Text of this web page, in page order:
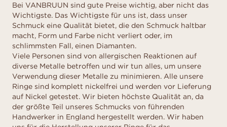
Bei VANBRUUN sind gute Preise wichtig, aber nicht das
Wichtigste. Das Wichtigste für uns ist, dass unser
Schmuck eine Qualität bietet, die den Schmuck haltbar
macht, Form und Farbe nicht verliert oder, im
schlimmsten Fall, einen Diamanten.
Viele Personen sind von allergischen Reaktionen auf
diverse Metalle betroffen und wir tun alles, um unsere
Verwendung dieser Metalle zu minimieren. Alle unsere
Ringe sind komplett nickelfrei und werden vor Lieferung
auf Nickel getestet. Wir bieten höchste Qualität an, da
der größte Teil unseres Schmucks von führenden
Handwerker in England hergestellt werden. Wir haben